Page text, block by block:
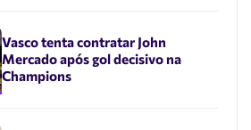
Vasco tenta contratar John
Mercado após gol decisivo na
Champions